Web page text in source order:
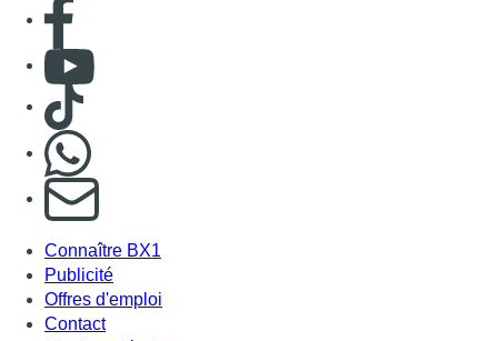
Consulter page Facebook
Consulter Youtube
Consulter TikTok
S'abonner à notre newsletter
Connaître BX1
Publicité
Offres d'emploi
Contact